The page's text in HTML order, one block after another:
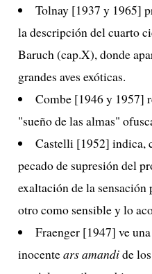
Tolnay [1937 y 1965]
la descripción del cuarto
Baruch (cap.X), donde
grandes aves exóticas.
Combe [1946 y 1957]
"sueño de las almas"
Castelli [1952] indica,
pecado de supresión del
exaltación de la
otro como sensible y lo
Fraenger [1947] ve
inocentears amandide